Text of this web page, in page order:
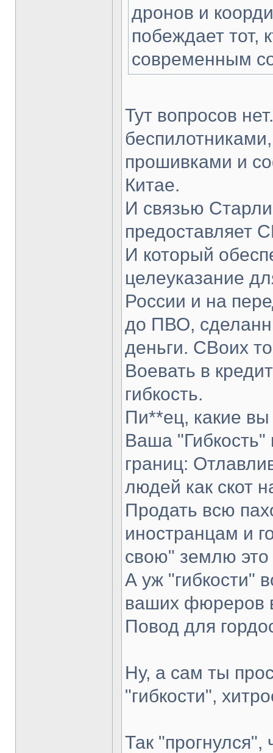
дронов и
побеждает тот,
современным
Тут вопросов
прошивками и
Китае.
И связью
предоставляет
И который
целеуказание
России и на
до ПВО,
деньги. СВоих
Воевать в
гибкость.
Пи**ец, какие вы
Ваша "Гибкость"
границ:
людей как скот
Продать всю
иностранцам и
свою" землю
А уж "гибкости"
ваших фюреров
Повод для
Ну, а сам ты
"гибкости",
Так